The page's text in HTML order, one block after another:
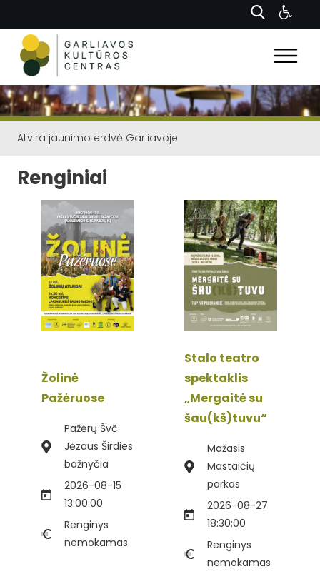
Atvira jaunimo erdvė Garliavoje
Renginiai
Žolinė
Pažėruose
Pažėrų Švč.
Jėzaus Širdies
bažnyčia
2026-08-15
13:00:00
Renginys
nemokamas
Stalo teatro
spektaklis
„Mergaitė su
šau(kš)tuvu“
Mažasis
Mastaičių
parkas
2026-08-27
18:30:00
Renginys
nemokamas